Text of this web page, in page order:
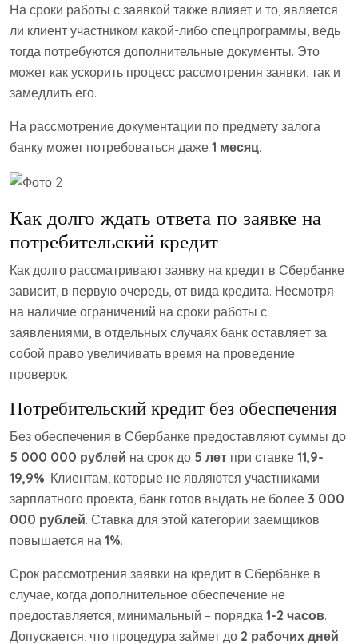
На сроки работы с заявкой также влияет и то, является
ли клиент участником какой-либо спецпрограммы, ведь
тогда потребуются дополнительные документы. Это
может как ускорить процесс рассмотрения заявки, так и
замедлить его.
На рассмотрение документации по предмету залога
банку может потребоваться даже 1 месяц.
Как долго ждать ответа по заявке на
потребительский кредит
Как долго рассматривают заявку на кредит в Сбербанке
зависит, в первую очередь, от вида кредита. Несмотря
на наличие ограничений на сроки работы с
заявлениями, в отдельных случаях банк оставляет за
собой право увеличивать время на проведение
проверок.
Потребительский кредит без обеспечения
Без обеспечения в Сбербанке предоставляют суммы до
5 000 000 рублей на срок до 5 лет при ставке 11,9-
19,9%. Клиентам, которые не являются участниками
зарплатного проекта, банк готов выдать не более 3 000
000 рублей. Ставка для этой категории заемщиков
повышается на 1%.
Срок рассмотрения заявки на кредит в Сбербанке в
случае, когда дополнительное обеспечение не
предоставляется, минимальный – порядка 1-2 часов.
Допускается, что процедура займет до 2 рабочих дней.